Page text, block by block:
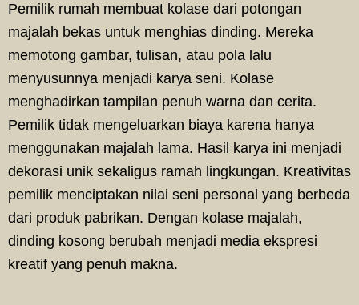
Pemilik rumah membuat kolase dari potongan
majalah bekas untuk menghias dinding. Mereka
memotong gambar, tulisan, atau pola lalu
menyusunnya menjadi karya seni. Kolase
menghadirkan tampilan penuh warna dan cerita.
Pemilik tidak mengeluarkan biaya karena hanya
menggunakan majalah lama. Hasil karya ini menjadi
dekorasi unik sekaligus ramah lingkungan. Kreativitas
pemilik menciptakan nilai seni personal yang berbeda
dari produk pabrikan. Dengan kolase majalah,
dinding kosong berubah menjadi media ekspresi
kreatif yang penuh makna.